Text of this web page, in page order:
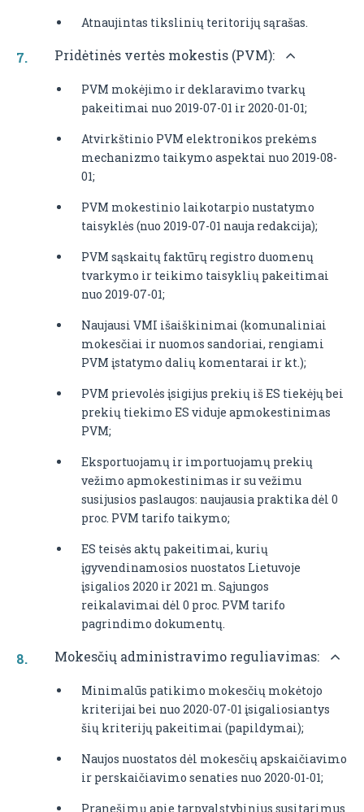
Atnaujintas tikslinių teritorijų sąrašas.
Pridėtinės vertės mokestis (PVM):
PVM mokėjimo ir deklaravimo tvarkų
pakeitimai nuo 2019-07-01 ir 2020-01-01;
Atvirkštinio PVM elektronikos prekėms
mechanizmo taikymo aspektai nuo 2019-08-
01;
PVM mokestinio laikotarpio nustatymo
taisyklės (nuo 2019-07-01 nauja redakcija);
PVM sąskaitų faktūrų registro duomenų
tvarkymo ir teikimo taisyklių pakeitimai
nuo 2019-07-01;
Naujausi VMI išaiškinimai (komunaliniai
mokesčiai ir nuomos sandoriai, rengiami
PVM įstatymo dalių komentarai ir kt.);
PVM prievolės įsigijus prekių iš ES tiekėjų bei
prekių tiekimo ES viduje apmokestinimas
PVM;
Eksportuojamų ir importuojamų prekių
vežimo apmokestinimas ir su vežimu
susijusios paslaugos: naujausia praktika dėl 0
proc. PVM tarifo taikymo;
ES teisės aktų pakeitimai, kurių
įgyvendinamosios nuostatos Lietuvoje
įsigalios 2020 ir 2021 m. Sąjungos
reikalavimai dėl 0 proc. PVM tarifo
pagrindimo dokumentų.
Mokesčių administravimo reguliavimas:
Minimalūs patikimo mokesčių mokėtojo
kriterijai bei nuo 2020-07-01 įsigaliosiantys
šių kriterijų pakeitimai (papildymai);
Naujos nuostatos dėl mokesčių apskaičiavimo
ir perskaičiavimo senaties nuo 2020-01-01;
Pranešimų apie tarpvalstybinius susitarimus